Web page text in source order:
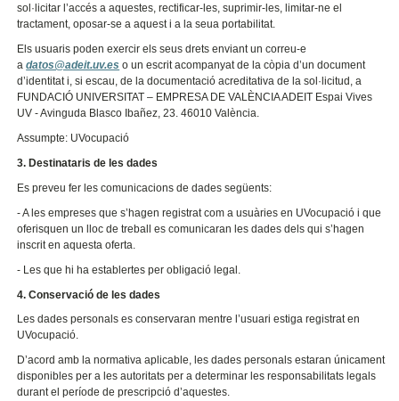
sol·licitar l’accés a aquestes, rectificar-les, suprimir-les, limitar-ne el
tractament, oposar-se a aquest i a la seua portabilitat.
Els usuaris poden exercir els seus drets enviant un correu-e
adatos@adeit.uv.es o un escrit acompanyat de la còpia d’un document
d’identitat i, si escau, de la documentació acreditativa de la sol·licitud, a
FUNDACIÓ UNIVERSITAT – EMPRESA DE VALÈNCIA ADEIT Espai Vives
UV - Avinguda Blasco Ibañez, 23. 46010 València.
Assumpte: UVocupació
3. Destinataris de les dades
Es preveu fer les comunicacions de dades següents:
- A les empreses que s’hagen registrat com a usuàries en UVocupació i que
oferisquen un lloc de treball es comunicaran les dades dels qui s’hagen
inscrit en aquesta oferta.
- Les que hi ha establertes per obligació legal.
4. Conservació de les dades
Les dades personals es conservaran mentre l’usuari estiga registrat en
UVocupació.
D’acord amb la normativa aplicable, les dades personals estaran únicament
disponibles per a les autoritats per a determinar les responsabilitats legals
durant el període de prescripció d’aquestes.